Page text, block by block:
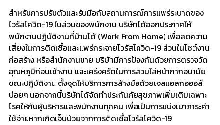
สำหรับการปรับตัวและรับมือกับสถานการณ์การแพร่ระบาดของ
ไวรัสโควิด-19 ในส่วนของพนักงาน บริษัทได้ออกประกาศให้
พนักงานปฏิบัติงานที่บ้านได้ (Work From Home) เพื่อลดความ
เสี่ยงในการติดเชื้อและแพร่กระจายไวรัสโควิด-19 ส่วนในไซต์งาน
ก่อสร้าง หรือสำนักงานขาย บริษัทมีการป้องกันด้วยการตรวจวัด
อุณหภูมิก่อนเข้างาน และเคร่งครัดในการสวมใส่หน้ากากอนามัย
ขณะปฎิบัติงาน ตั้งจุดให้บริการการล้างมือด้วยเจลแอลกอฮอล์
บ่อยๆ นอกจากนี้บริษัทได้จัดทำประกันภัยสุขภาพเพิ่มเติมเฉพาะ
โรคให้กับผู้บริหารและพนักงานทุกคน เพื่อเป็นการแบ่งเบาภาระค่า
ใช้จ่ายหากเกิดเจ็บป่วยจากการติดเชื้อไวรัสโควิด-19